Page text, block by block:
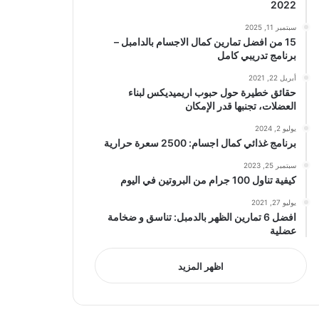
2022
سبتمبر 11, 2025
15 من افضل تمارين كمال الاجسام بالدامبل –
برنامج تدريبي كامل
أبريل 22, 2021
حقائق خطيرة حول حبوب اريميديكس لبناء
العضلات، تجنبها قدر الإمكان
يوليو 2, 2024
برنامج غذائي كمال اجسام: 2500 سعرة حرارية
سبتمبر 25, 2023
كيفية تناول 100 جرام من البروتين في اليوم
يوليو 27, 2021
افضل 6 تمارين الظهر بالدمبل: تناسق و ضخامة
عضلية
اظهر المزيد